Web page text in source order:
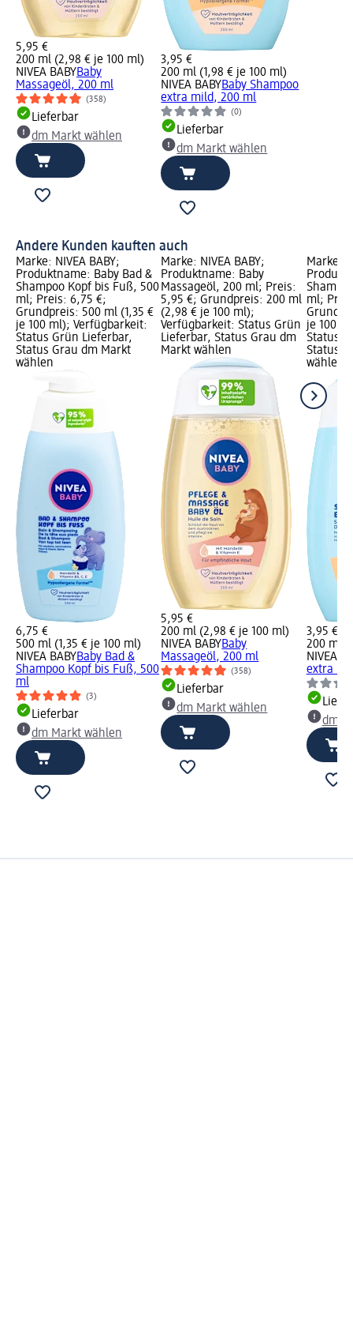
5,95 €
200 ml (2,98 € je 100 ml)
NIVEA BABYBaby
Massageöl, 200 ml
(358)
Lieferbar
dm Markt wählen
3,95 €
200 ml (1,98 € je 100 ml)
NIVEA BABYBaby Shampoo
extra mild, 200 ml
(0)
Lieferbar
dm Markt wählen
Andere Kunden kauften auch
Marke: NIVEA BABY;
Produktname: Baby Bad &
Shampoo Kopf bis Fuß, 500
ml; Preis: 6,75 €;
Grundpreis: 500 ml (1,35 €
je 100 ml); Verfügbarkeit:
Status Grün Lieferbar,
Status Grau dm Markt
wählen
6,75 €
500 ml (1,35 € je 100 ml)
NIVEA BABYBaby Bad &
Shampoo Kopf bis Fuß, 500
ml
(3)
Lieferbar
dm Markt wählen
Marke: NIVEA BABY;
Produktname: Baby
Massageöl, 200 ml; Preis:
5,95 €; Grundpreis: 200 ml
(2,98 € je 100 ml);
Verfügbarkeit: Status Grün
Lieferbar, Status Grau dm
Markt wählen
5,95 €
200 ml (2,98 € je 100 ml)
NIVEA BABYBaby
Massageöl, 200 ml
(358)
Lieferbar
dm Markt wählen
Marke:
ml;
je 100
Status
Status
wählen
3,95 €
200 ml
NIVEA
extra
dm